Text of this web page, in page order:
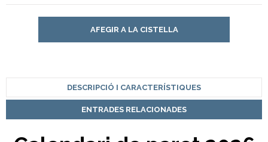
AFEGIR A LA CISTELLA
DESCRIPCIÓ I CARACTERÍSTIQUES
ENTRADES RELACIONADES